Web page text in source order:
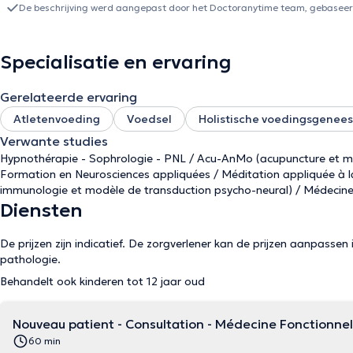
en plus de l’hypnose, à la PNL, la sophrologie, la méthode alpha,
nutritionnelle.L’étude de la physique quantique, des
noétiques et de la médecine « corps-esprit » m'a permis d’assoir
douleur chronique).C’est à la suite de ce parcours que je me suis
douleur chronique, de la souffrance psychologique et, de manière plus générale, de
temps entre consultations, conférences et formations.Je vous
la santé dans une optique de ré-autonomiser le patient.
De beschrijving werd aangepast door het Doctoranytime team,
Specialisatie en ervaring
Gerelateerde ervaring
Atletenvoeding Voedsel Holistische
Verwante studies
Hypnothérapie - Sophrologie - PNL / Acu-AnMo (acupuncture et
Formation en Neurosciences appliquées / Méditation appliquée à
immunologie et modèle de transduction psycho-neural) /
Diensten
De prijzen zijn indicatief. De zorgverlener kan de prijzen
pathologie.
Behandelt ook kinderen tot 12 jaar oud
Nouveau patient - Consultation - Médecine
60 min